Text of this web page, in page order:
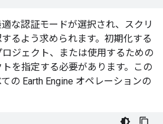
な認証モードが選択され、スクリ
るよう求められます。初期化する
ジェクト、または使用するための
を指定する必要があります。この
の Earth Engine オペレーションの